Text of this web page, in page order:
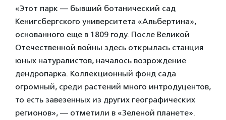
«Этот парк — бывший ботанический сад
Кенигсбергского университета «Альбертина»,
основанного еще в 1809 году. После Великой
Отечественной войны здесь открылась станция
юных натуралистов, началось возрождение
дендропарка. Коллекционный фонд сада
огромный, среди растений много интродуцентов,
то есть завезенных из других географических
регионов», — отметили в «Зеленой планете».